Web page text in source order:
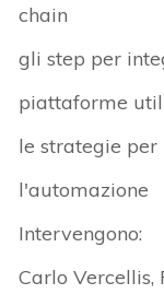
chain
gli step per
piattaforme
le strategie
l'automazione
Intervengono:
Carlo Vercellis,